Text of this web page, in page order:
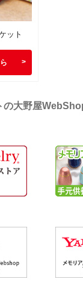
ット
の大野屋